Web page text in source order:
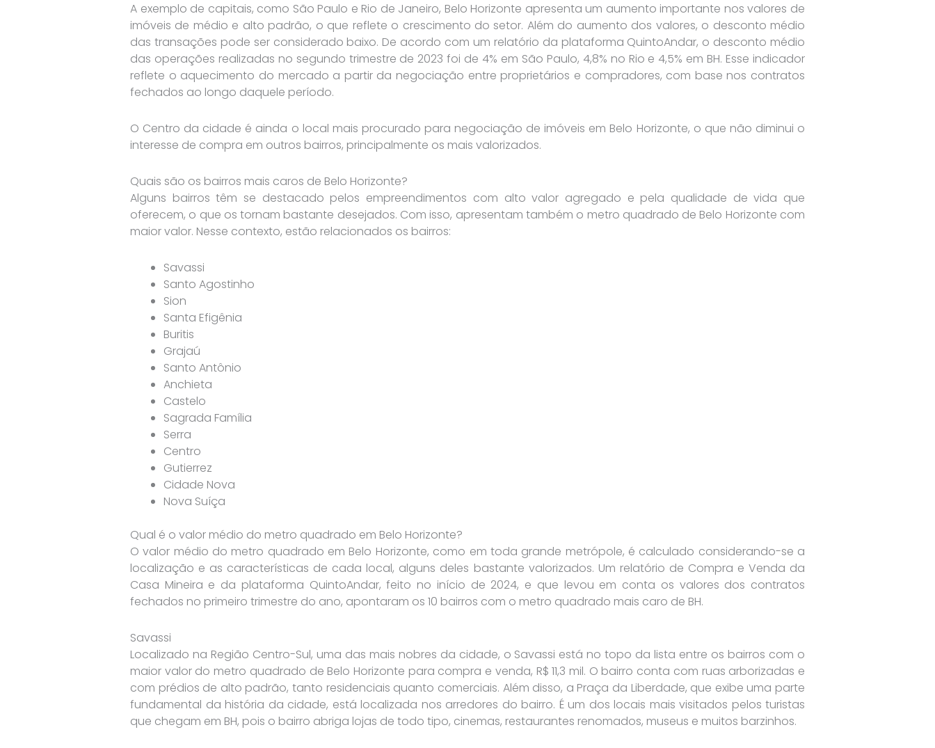
A exemplo de capitais, como São Paulo e Rio de Janeiro, Belo Horizonte apresenta um aumento importante nos valores de
imóveis de médio e alto padrão, o que reflete o crescimento do setor. Além do aumento dos valores, o desconto médio
das transações pode ser considerado baixo. De acordo com um relatório da plataforma QuintoAndar, o desconto médio
das operações realizadas no segundo trimestre de 2023 foi de 4% em São Paulo, 4,8% no Rio e 4,5% em BH. Esse indicador
reflete o aquecimento do mercado a partir da negociação entre proprietários e compradores, com base nos contratos
fechados ao longo daquele período.
O Centro da cidade é ainda o local mais procurado para negociação de imóveis em Belo Horizonte, o que não diminui o
interesse de compra em outros bairros, principalmente os mais valorizados.
Quais são os bairros mais caros de Belo Horizonte?
Alguns bairros têm se destacado pelos empreendimentos com alto valor agregado e pela qualidade de vida que
oferecem, o que os tornam bastante desejados. Com isso, apresentam também o metro quadrado de Belo Horizonte com
maior valor. Nesse contexto, estão relacionados os bairros:
Savassi
Santo Agostinho
Sion
Santa Efigênia
Buritis
Grajaú
Santo Antônio
Anchieta
Castelo
Sagrada Família
Serra
Centro
Gutierrez
Cidade Nova
Nova Suíça
Qual é o valor médio do metro quadrado em Belo Horizonte?
O valor médio do metro quadrado em Belo Horizonte, como em toda grande metrópole, é calculado considerando-se a
localização e as características de cada local, alguns deles bastante valorizados. Um relatório de Compra e Venda da
Casa Mineira e da plataforma QuintoAndar, feito no início de 2024, e que levou em conta os valores dos contratos
fechados no primeiro trimestre do ano, apontaram os 10 bairros com o metro quadrado mais caro de BH.
Savassi
Localizado na Região Centro-Sul, uma das mais nobres da cidade, o Savassi está no topo da lista entre os bairros com o
maior valor do metro quadrado de Belo Horizonte para compra e venda, R$ 11,3 mil. O bairro conta com ruas arborizadas e
com prédios de alto padrão, tanto residenciais quanto comerciais. Além disso, a Praça da Liberdade, que exibe uma parte
fundamental da história da cidade, está localizada nos arredores do bairro. É um dos locais mais visitados pelos turistas
que chegam em BH, pois o bairro abriga lojas de todo tipo, cinemas, restaurantes renomados, museus e muitos barzinhos.